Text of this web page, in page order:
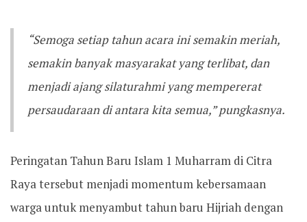
“Semoga setiap tahun acara ini semakin meriah,
semakin banyak masyarakat yang terlibat, dan
menjadi ajang silaturahmi yang mempererat
persaudaraan di antara kita semua,” pungkasnya.
Peringatan Tahun Baru Islam 1 Muharram di Citra
Raya tersebut menjadi momentum kebersamaan
warga untuk menyambut tahun baru Hijriah dengan